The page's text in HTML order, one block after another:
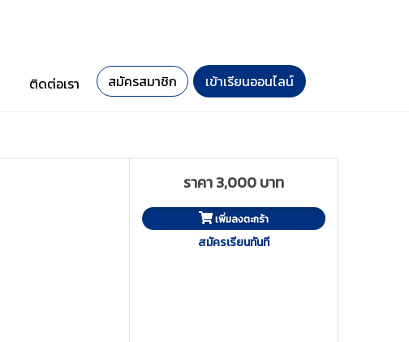
ติดต่อเรา สมัครสมาชิก เข้าเรียนออนไลน์
ราคา 3,000 บาท
เพิ่มลงตะกร้า
สมัครเรียนทันที